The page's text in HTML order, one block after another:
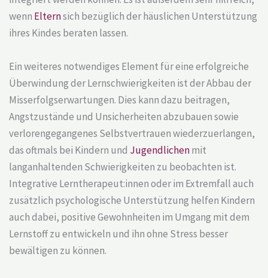
wenn Elternsich bezüglich der häuslichen Unterstützung
ihres Kindes beraten lassen.
Ein weiteres notwendiges Element für eine erfolgreiche
Überwindung der Lernschwierigkeiten ist der Abbau der
Misserfolgserwartungen. Dies kann dazu beitragen,
Angstzustände und Unsicherheiten abzubauen sowie
verlorengegangenes Selbstvertrauen wiederzuerlangen,
das oftmals bei Kindern und Jugendlichenmit
langanhaltenden Schwierigkeiten zu beobachten ist.
Integrative Lerntherapeut:innen oder im Extremfall auch
zusätzlich psychologische Unterstützung helfen Kindern
auch dabei, positive Gewohnheiten im Umgang mit dem
Lernstoff zu entwickeln und ihn ohne Stress besser
bewältigen zu können.